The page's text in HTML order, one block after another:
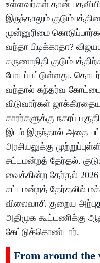
உள்ளவர்கள் தான்
இருந்தாலும்
முன்னுரிமை
வந்தா பிடிக்காதா?
கருணாநிதி
போடப்பட்டுள்ளது.
வந்தால் கந்தர்வ
விடுவார்கள்
காரர்களுக்கு நகரப்
இடம் இருந்தால் அதை
அரசியலுக்கு
சட்டமன்றத் தேர்தல்.
வைக்கின்ற தேர்தல்
சட்டமன்றத் தேர்தலில்
விலைவாசி குறைய
அதிமுக கூட்டணிக்கு
கேட்டுக்கொண்டார்.
From around the